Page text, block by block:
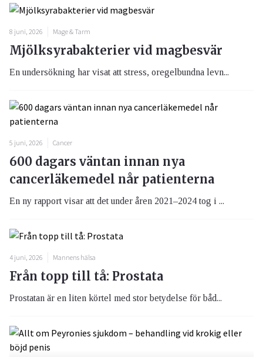
8 juni, 2026 Mage & Tarm
Mjölksyrabakterier vid magbesvär
En undersökning har visat att stress, oregelbundna levn...
5 juni, 2026 Cancer
600 dagars väntan innan nya
cancerläkemedel når patienterna
En ny rapport visar att det under åren 2021–2024 tog i ...
4 juni, 2026 Mannens hälsa
Från topp till tå: Prostata
Prostatan är en liten körtel med stor betydelse för båd...